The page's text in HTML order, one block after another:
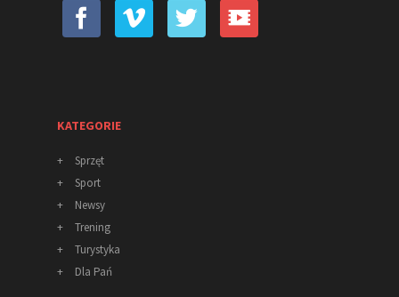
KATEGORIE
+
Sprzęt
+
Sport
+
Newsy
+
Trening
+
Turystyka
+
Dla Pań